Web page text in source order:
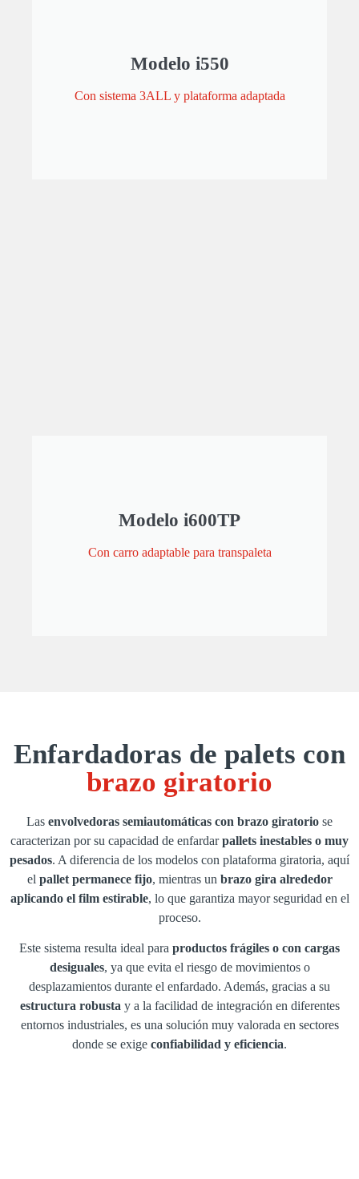
Modelo i550
Con sistema 3ALL y plataforma adaptada
Modelo i600TP
Con carro adaptable para transpaleta
Enfardadoras de palets con
brazo giratorio
Las envolvedoras semiautomáticas con brazo giratorio se
caracterizan por su capacidad de enfardarpallets inestables o muy
pesados. A diferencia de los modelos con plataforma giratoria, aquí
el pallet permanece fijo, mientras un brazo gira alrededor
aplicando el film estirable, lo que garantiza mayor seguridad en el
proceso.
Este sistema resulta ideal para productos frágiles o con cargas
desiguales, ya que evita el riesgo de movimientos o
desplazamientos durante el enfardado. Además, gracias a su
estructura robusta y a la facilidad de integración en diferentes
entornos industriales, es una solución muy valorada en sectores
donde se exige confiabilidad y eficiencia.